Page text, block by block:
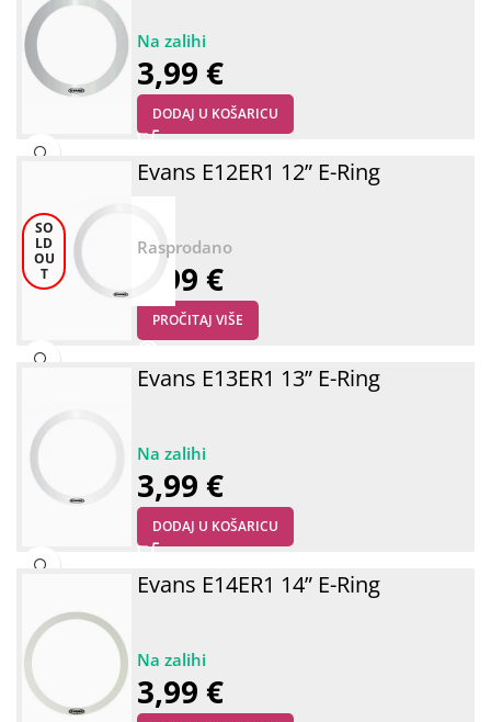
3,99 €
DODAJ U KOŠARICU
SO
LD
OU
T
Evans E12ER1 12” E-Ring
3,99 €
PROČITAJ VIŠE
Evans E13ER1 13” E-Ring
3,99 €
DODAJ U KOŠARICU
Evans E14ER1 14” E-Ring
3,99 €